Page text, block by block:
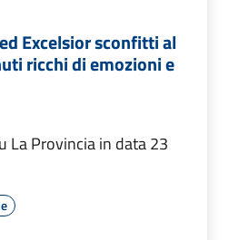
Excelsior sconfitti al
ricchi di emozioni e
La Provincia in data 23